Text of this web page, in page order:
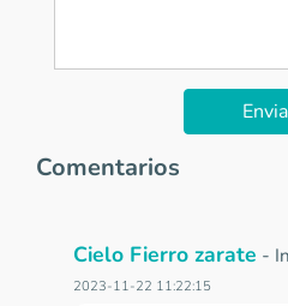
Comentarios
Cielo Fierro zarate -
2023-11-22 11:22:15